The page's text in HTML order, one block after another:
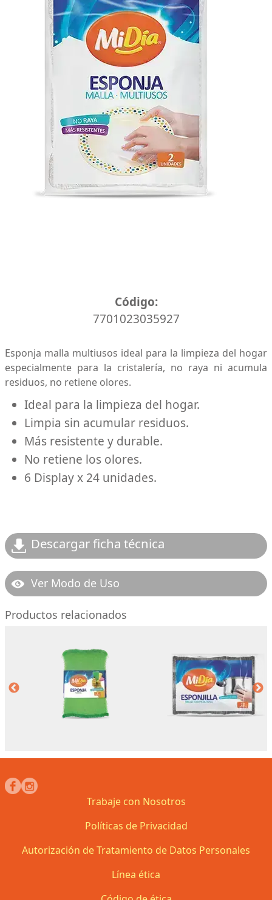
Código:
7701023035927
Esponja malla multiusos ideal para la limpieza del hogar
especialmente para la cristalería, no raya ni acumula
residuos, no retiene olores.
Ideal para la limpieza del hogar.
Limpia sin acumular residuos.
Más resistente y durable.
No retiene los olores.
6 Display x 24 unidades.
Descargar ficha técnica
Ver Modo de Uso
Productos relacionados
Trabaje con Nosotros
Políticas de Privacidad
Autorización de Tratamiento de Datos Personales
Línea ética